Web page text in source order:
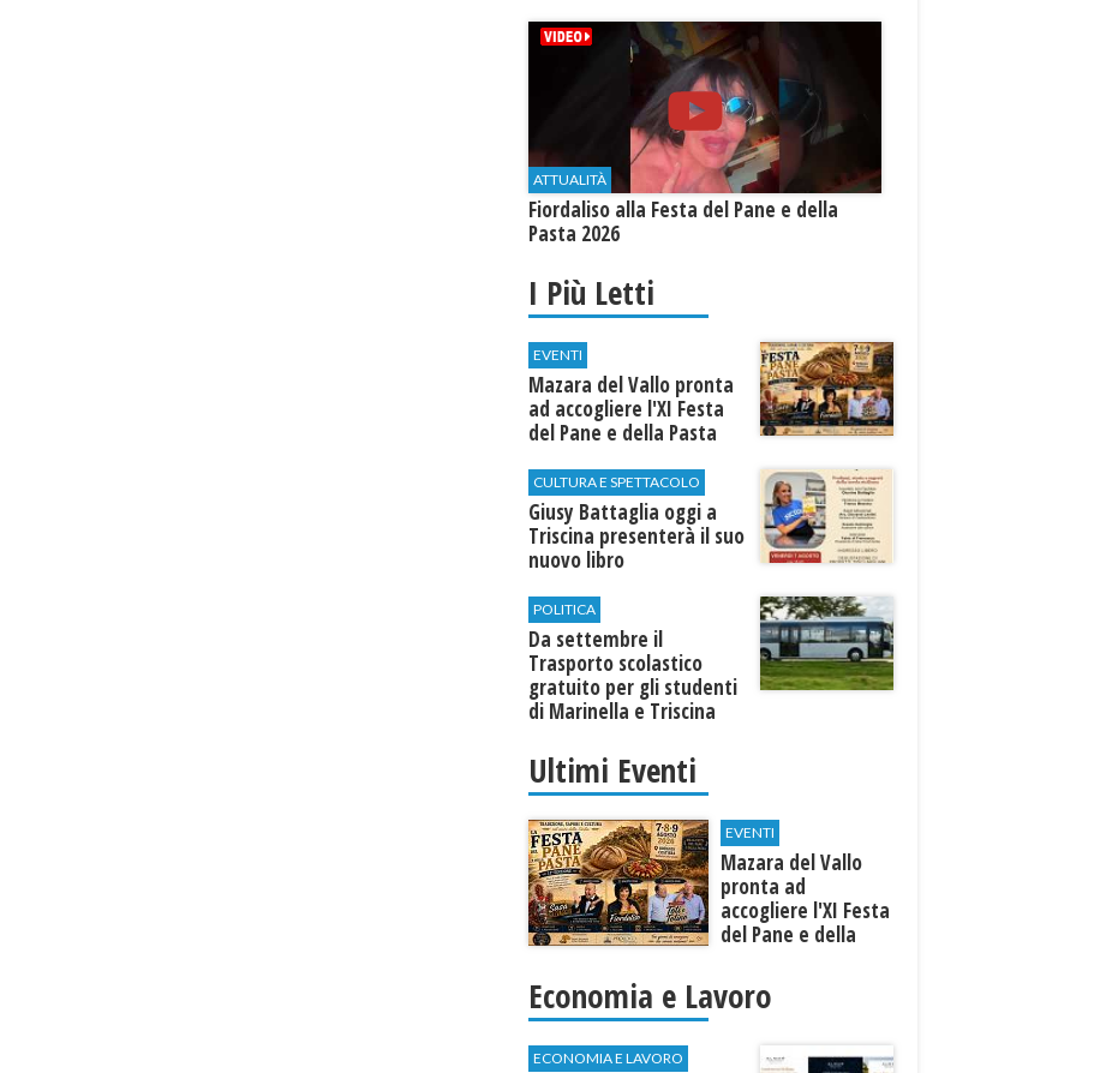
ATTUALITÀ
Fiordaliso alla Festa del Pane e della
Pasta 2026
I Più Letti
EVENTI
Mazara del Vallo pronta
ad accogliere l'XI Festa
del Pane e della Pasta
CULTURA E SPETTACOLO
Giusy Battaglia oggi a
Triscina presenterà il suo
nuovo libro
POLITICA
Da settembre il
Trasporto scolastico
gratuito per gli studenti
di Marinella e Triscina
Ultimi Eventi
EVENTI
Mazara del Vallo
pronta ad
accogliere l'XI Festa
del Pane e della
Economia e Lavoro
ECONOMIA E LAVORO